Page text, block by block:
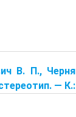
В. П.,
—